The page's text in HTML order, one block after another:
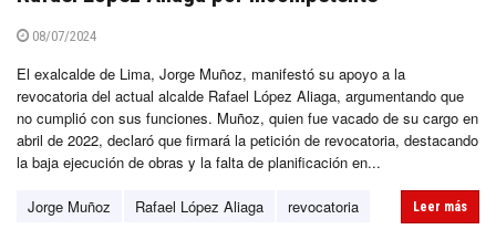
08/07/2024
El exalcalde de Lima, Jorge Muñoz, manifestó su apoyo a la
revocatoria del actual alcalde Rafael López Aliaga, argumentando que
no cumplió con sus funciones. Muñoz, quien fue vacado de su cargo en
abril de 2022, declaró que firmará la petición de revocatoria, destacando
la baja ejecución de obras y la falta de planificación en...
Jorge Muñoz Rafael López Aliaga revocatoria Leer más